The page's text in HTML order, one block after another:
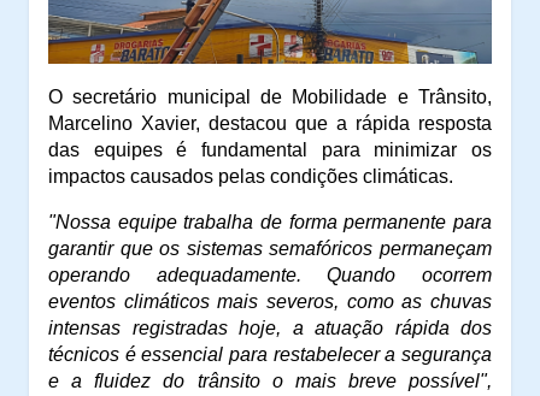
O secretário municipal de Mobilidade e Trânsito,
Marcelino Xavier, destacou que a rápida resposta
das equipes é fundamental para minimizar os
impactos causados pelas condições climáticas.
"Nossa equipe trabalha de forma permanente para
garantir que os sistemas semafóricos permaneçam
operando adequadamente. Quando ocorrem
eventos climáticos mais severos, como as chuvas
intensas registradas hoje, a atuação rápida dos
técnicos é essencial para restabelecer a segurança
e a fluidez do trânsito o mais breve possível",